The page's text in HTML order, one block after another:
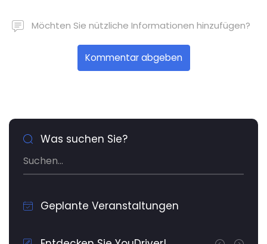
Möchten Sie nützliche Informationen hinzufügen?
Kommentar abgeben
Was suchen Sie?
Geplante Veranstaltungen